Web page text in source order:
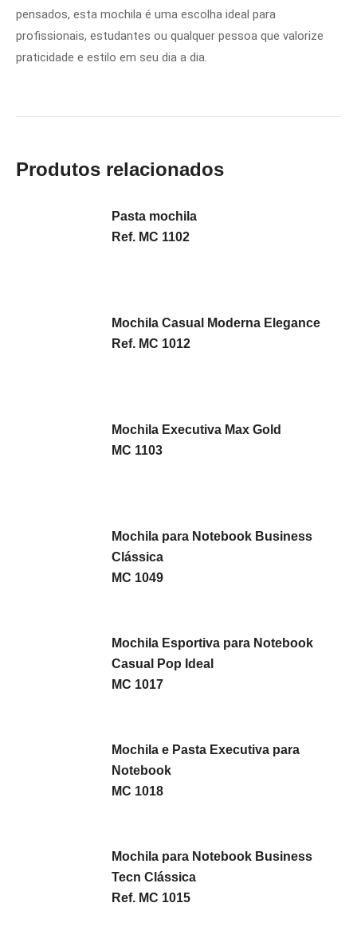
pensados, esta mochila é uma escolha ideal para
profissionais, estudantes ou qualquer pessoa que valorize
praticidade e estilo em seu dia a dia.
Produtos relacionados
Pasta mochila
Ref. MC 1102
Mochila Casual Moderna Elegance
Ref. MC 1012
Mochila Executiva Max Gold
MC 1103
Mochila para Notebook Business
Clássica
MC 1049
Mochila Esportiva para Notebook
Casual Pop Ideal
MC 1017
Mochila e Pasta Executiva para
Notebook
MC 1018
Mochila para Notebook Business
Tecn Clássica
Ref. MC 1015